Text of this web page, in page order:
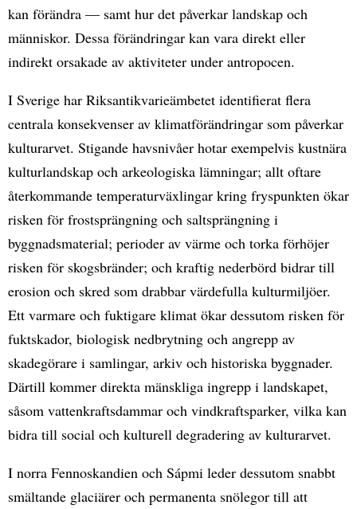
kan förändra — samt hur det påverkar landskap och
människor. Dessa förändringar kan vara direkt eller
indirekt orsakade av aktiviteter under antropocen.
I Sverige har Riksantikvarieämbetet identifierat flera
centrala konsekvenser av klimatförändringar som påverkar
kulturarvet. Stigande havsnivåer hotar exempelvis kustnära
kulturlandskap och arkeologiska lämningar; allt oftare
återkommande temperaturväxlingar kring fryspunkten ökar
risken för frostsprängning och saltsprängning i
byggnadsmaterial; perioder av värme och torka förhöjer
risken för skogsbränder; och kraftig nederbörd bidrar till
erosion och skred som drabbar värdefulla kulturmiljöer.
Ett varmare och fuktigare klimat ökar dessutom risken för
fuktskador, biologisk nedbrytning och angrepp av
skadegörare i samlingar, arkiv och historiska byggnader.
Därtill kommer direkta mänskliga ingrepp i landskapet,
såsom vattenkraftsdammar och vindkraftsparker, vilka kan
bidra till social och kulturell degradering av kulturarvet.
I norra Fennoskandien och Sápmi leder dessutom snabbt
smältande glaciärer och permanenta snölegor till att